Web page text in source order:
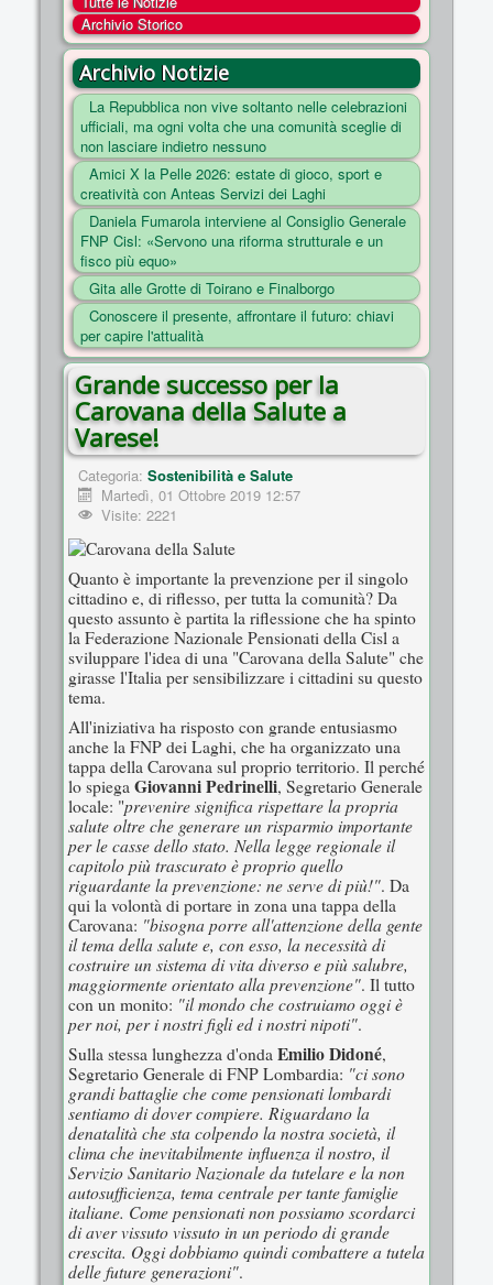
COSA FACCIAMO
ENTI
NOTIZIE
ESSENZIALI
MAPPA DEL SITO
CONVENZIONI
FOTO
SOCIAL
Archivio Storico
Archivio Notizie
La Repubblica non vive soltanto nelle celebrazioni
ufficiali, ma ogni volta che una comunità sceglie di
non lasciare indietro nessuno
Amici X la Pelle 2026: estate di gioco, sport e
creatività con Anteas Servizi dei Laghi
Daniela Fumarola interviene al Consiglio Generale
FNP Cisl: «Servono una riforma strutturale e un
fisco più equo»
Gita alle Grotte di Toirano e Finalborgo
Conoscere il presente, affrontare il futuro: chiavi
per capire l'attualità
Grande successo per la
Carovana della Salute a
Varese!
Categoria: Sostenibilità e Salute
Martedì, 01 Ottobre 2019 12:57
Visite: 2221
Quanto è importante la prevenzione per il singolo
cittadino e, di riflesso, per tutta la comunità? Da
questo assunto è partita la riflessione che ha spinto
la Federazione Nazionale Pensionati della Cisl a
sviluppare l'idea di una "Carovana della Salute" che
girasse l'Italia per sensibilizzare i cittadini su questo
tema.
All'iniziativa ha risposto con grande entusiasmo
anche la FNP dei Laghi, che ha organizzato una
tappa della Carovana sul proprio territorio. Il perché
lo spiega Giovanni Pedrinelli, Segretario Generale
locale: "prevenire significa rispettare la propria
salute oltre che generare un risparmio importante
per le casse dello stato. Nella legge regionale il
capitolo più trascurato è proprio quello
riguardante la prevenzione: ne serve di più!". Da
qui la volontà di portare in zona una tappa della
Carovana: "bisogna porre all'attenzione della gente
il tema della salute e, con esso, la necessità di
costruire un sistema di vita diverso e più salubre,
maggiormente orientato alla prevenzione". Il tutto
con un monito: "il mondo che costruiamo oggi è
per noi, per i nostri figli ed i nostri nipoti".
Sulla stessa lunghezza d'onda Emilio Didoné,
Segretario Generale di FNP Lombardia: "ci sono
grandi battaglie che come pensionati lombardi
sentiamo di dover compiere. Riguardano la
denatalità che sta colpendo la nostra società, il
clima che inevitabilmente influenza il nostro, il
Servizio Sanitario Nazionale da tutelare e la non
autosufficienza, tema centrale per tante famiglie
italiane. Come pensionati non possiamo scordarci
di aver vissuto vissuto in un periodo di grande
crescita. Oggi dobbiamo quindi combattere a tutela
delle future generazioni".